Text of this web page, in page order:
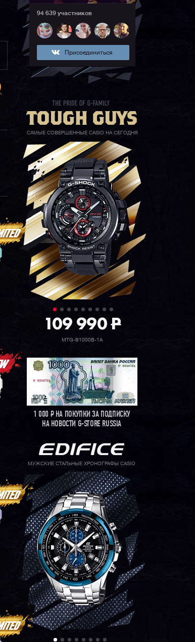
94 639 участников
Присоединиться
САМЫЕ СОВЕРШЕННЫЕ CASIO НА СЕГОДНЯ
109 990P
MTG-B1000B-1A
1 000РНА ПОКУПКИ ЗА ПОДПИСКУ
НА НОВОСТИ G-STORE RUSSIA
МУЖСКИЕ СТАЛЬНЫЕ ХРОНОГРАФЫ CASIO